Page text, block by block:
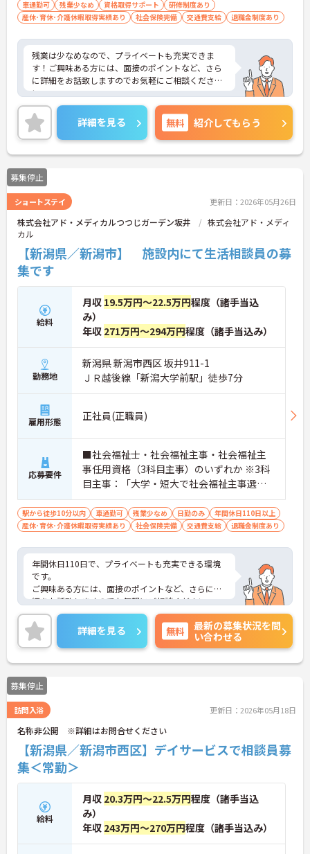
車通勤可 残業少なめ 資格取得サポート
研修制度あり
産休･育休･介護休暇取得実績あり
社会保険完備 交通費支給 退職金制度あり
残業は少なめなので、プライベートも充実できま
す！ご興味ある方には、面接のポイントなど、さら
に詳細をお話致しますのでお気軽にご相談くださ
い。
詳細を見る 無料 紹介してもらう
募集停止
ショートステイ 更新日：2026年05月26日
株式会社アド・メディカルつつじガーデン坂井
株式会社アド・メディ
カル
【新潟県／新潟市】 施設内にて生活相談員の募
集です
給料
月収 19.5万円～22.5万円程度（諸手当込
み）
年収 271万円～294万円程度（諸手当込み）
勤務地
新潟県 新潟市西区 坂井911-1
ＪＲ越後線「新潟大学前駅」徒歩7分
雇用形態 正社員(正職員)
応募要件
■社会福祉士・社会福祉主事・社会福祉主
事任用資格（3科目主事）のいずれか ※3科
目主事：「大学・短大で社会福祉主事選択
必修科目のうち3科目以上の単位を修得して
卒業者。 ※介護施設などで就業経験のある
方は尚良し
駅から徒歩10分以内 車通勤可 残業少なめ 日勤のみ
年間休日110日以上
産休･育休･介護休暇取得実績あり
社会保険完備 交通費支給 退職金制度あり
年間休日110日で、プライベートも充実できる環境
です。
ご興味ある方には、面接のポイントなど、さらに詳
細をお話致しますのでお気軽にご相談ください。
詳細を見る 無料
最新の募集状況を問
い合わせる
募集停止
訪問入浴 更新日：2026年05月18日
名称非公開 ※詳細はお問合せください
【新潟県／新潟市西区】デイサービスで相談員募
集＜常勤＞
給料
月収 20.3万円～22.5万円程度（諸手当込
み）
年収 243万円～270万円程度（諸手当込み）